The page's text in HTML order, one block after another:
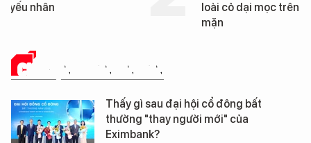
loài cỏ dại mọc trên đất
CHUYỆN DOANH NHÂN
Thấy gì sau đại hội cổ đông bất
thường "thay người mới" của
Eximbank?